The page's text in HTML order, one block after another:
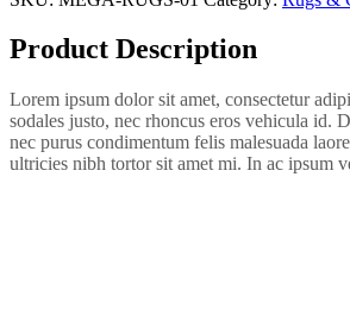
Product Description
Lorem ipsum dolor sit amet, consectetur
sodales justo, nec rhoncus eros vehicula id.
nec purus condimentum felis malesuada
ultricies nibh tortor sit amet mi. In ac ipsum